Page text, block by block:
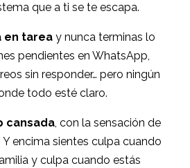
que a ti se te escapa.
en tarea y nunca terminas lo
pendientes en WhatsApp,
sin responder… pero ningún
todo esté claro.
cansada, con la sensación de
Y encima sientes culpa cuando
y culpa cuando estás